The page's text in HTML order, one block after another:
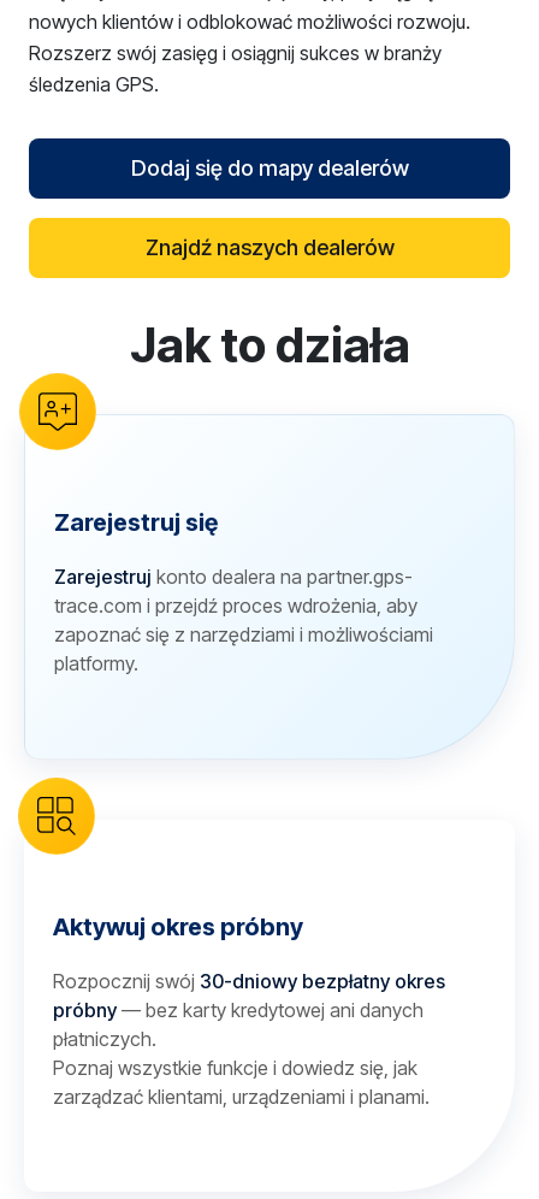
nowych klientów i odblokować możliwości rozwoju.
Rozszerz swój zasięg i osiągnij sukces w branży
śledzenia GPS.
Dodaj się do mapy dealerów
Znajdź naszych dealerów
reCAPTCHA verificationJak to działa
Zarejestruj się
Zarejestruj konto dealera na partner.gps-
trace.com i przejdź proces wdrożenia, aby
zapoznać się z narzędziami i możliwościami
platformy.
Aktywuj okres próbny
Rozpocznij swój 30-dniowy bezpłatny okres
próbny— bez karty kredytowej ani danych
płatniczych.
Poznaj wszystkie funkcje i dowiedz się, jak
zarządzać klientami, urządzeniami i planami.